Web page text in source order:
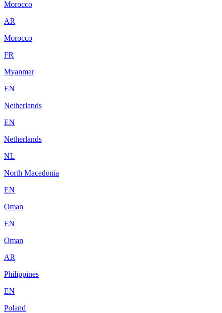
Morocco
AR
Morocco
FR
Myanmar
EN
Netherlands
EN
Netherlands
NL
North Macedonia
EN
Oman
EN
Oman
AR
Philippines
EN
Poland